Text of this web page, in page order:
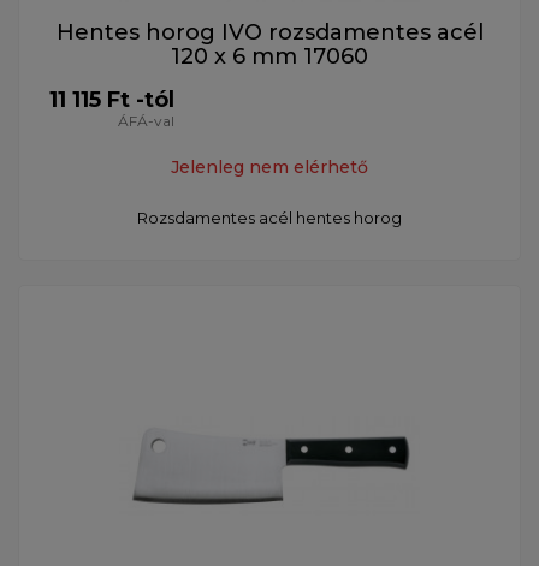
Hentes horog IVO rozsdamentes acél
120 x 6 mm 17060
11 115 Ft -tól
ÁFÁ-val
Jelenleg nem elérhető
Rozsdamentes acél hentes horog